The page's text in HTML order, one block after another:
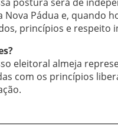
Pádua e, quando
princípios e respeito
eleitoral almeja
com os princípios